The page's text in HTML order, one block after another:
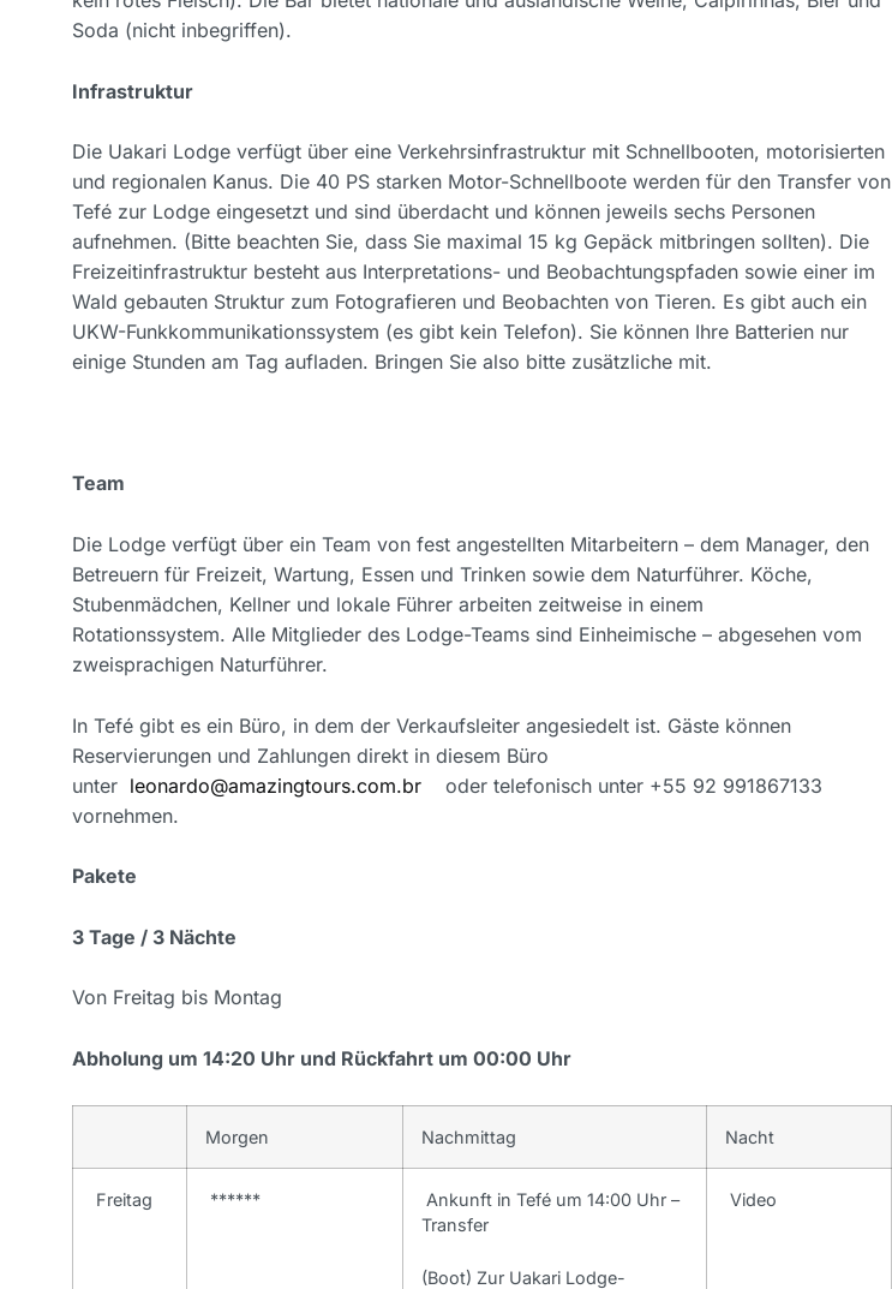
Soda (nicht inbegriffen).
Infrastruktur
Die Uakari Lodge verfügt über eine Verkehrsinfrastruktur mit Schnellbooten, motorisierten
und regionalen Kanus. Die 40 PS starken Motor-Schnellboote werden für den Transfer von
Tefé zur Lodge eingesetzt und sind überdacht und können jeweils sechs Personen
aufnehmen. (Bitte beachten Sie, dass Sie maximal 15 kg Gepäck mitbringen sollten). Die
Freizeitinfrastruktur besteht aus Interpretations- und Beobachtungspfaden sowie einer im
Wald gebauten Struktur zum Fotografieren und Beobachten von Tieren. Es gibt auch ein
UKW-Funkkommunikationssystem (es gibt kein Telefon). Sie können Ihre Batterien nur
einige Stunden am Tag aufladen. Bringen Sie also bitte zusätzliche mit.
Team
Die Lodge verfügt über ein Team von fest angestellten Mitarbeitern – dem Manager, den
Betreuern für Freizeit, Wartung, Essen und Trinken sowie dem Naturführer. Köche,
Stubenmädchen, Kellner und lokale Führer arbeiten zeitweise in einem
Rotationssystem. Alle Mitglieder des Lodge-Teams sind Einheimische – abgesehen vom
zweisprachigen Naturführer.
In Tefé gibt es ein Büro, in dem der Verkaufsleiter angesiedelt ist. Gäste können
Reservierungen und Zahlungen direkt in diesem Büro
unter leonardo@amazingtours.com.br oder telefonisch unter +55 92 991867133
vornehmen.
Pakete
3 Tage / 3 Nächte
Von Freitag bis Montag
Abholung um 14:20 Uhr und Rückfahrt um 00:00 Uhr
Morgen Nachmittag Nacht
Freitag ******
Ankunft in Tefé um 14:00 Uhr –
Transfer
(Boot) Zur Uakari Lodge-
Video